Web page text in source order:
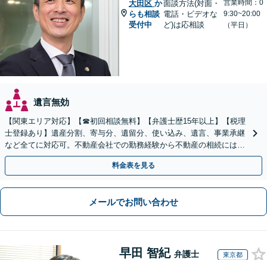
大田区 か
らも相談
受付中
面談方法(対面・
電話・ビデオな
ど)は応相談
営業時間：0
9:30~20:00
（平日）
遺言無効
【関東エリア対応】【☎︎初回相談無料】【弁護士歴15年以上】【税理
士登録あり】遺産分割、寄与分、遺留分、使い込み、遺言、事業承継
など全てに対応可。不動産会社での勤務経験から不動産の相続には特
に的確に対応【出張サービス】【夜間・休日面談】
料金表を見る
メールでお問い合わせ
早田 智紀 弁護士 東京都